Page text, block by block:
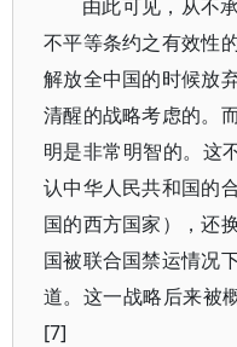
由此可见，从不
不平等条约之有效性
解放全中国的时候放
清醒的战略考虑的。
明是非常明智的。这
认中华人民共和国的
国的西方国家），还
国被联合国禁运情况
道。这一战略后来被
[7]